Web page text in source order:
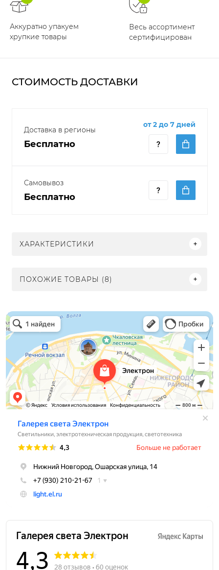
Аккуратно упакуем
хрупкие товары
Весь ассортимент
сертифицирован
СТОИМОСТЬ ДОСТАВКИ
Доставка в регионы
Бесплатно
от 2 до 7 дней
Самовывоз
Бесплатно
ХАРАКТЕРИСТИКИ
ПОХОЖИЕ ТОВАРЫ (8)
Электрон
Светильники в Нижнем Новгороде
Электротехническая продукция в Нижнем Новгороде